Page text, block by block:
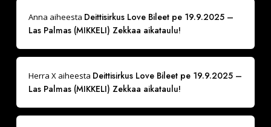
Anna aiheesta Deittisirkus Love Bileet pe 19.9.2025 –
Las Palmas (MIKKELI) Zekkaa aikataulu!
Herra Xaiheesta Deittisirkus Love Bileet pe 19.9.2025 –
Las Palmas (MIKKELI) Zekkaa aikataulu!